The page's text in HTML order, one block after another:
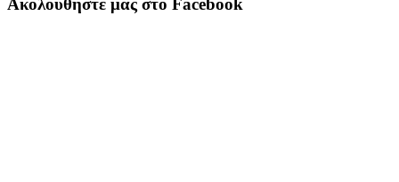
Ακολούθηστε μας στο Facebook